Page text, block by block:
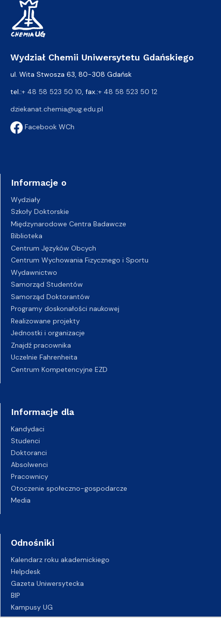
Wydział Chemii Uniwersytetu Gdańskiego
ul. Wita Stwosza 63, 80-308 Gdańsk
tel.:+ 48 58 523 50 10 , fax.:+ 48 58 523 50 12
dziekanat.chemia@ug.edu.pl
Facebook WCh
Informacje o
Wydziały
Szkoły Doktorskie
Międzynarodowe Centra Badawcze
Biblioteka
Centrum Języków Obcych
Centrum Wychowania Fizycznego i Sportu
Wydawnictwo
Samorząd Studentów
Samorząd Doktorantów
Programy doskonałości naukowej
Realizowane projekty
Jednostki i organizacje
Znajdź pracownika
Uczelnie Fahrenheita
Centrum Kompetencyjne EZD
Informacje dla
Kandydaci
Studenci
Doktoranci
Absolwenci
Pracownicy
Otoczenie społeczno-gospodarcze
Media
Odnośniki
Kalendarz roku akademickiego
Helpdesk
Gazeta Uniwersytecka
BIP
Kampusy UG
Biuro Karier UG